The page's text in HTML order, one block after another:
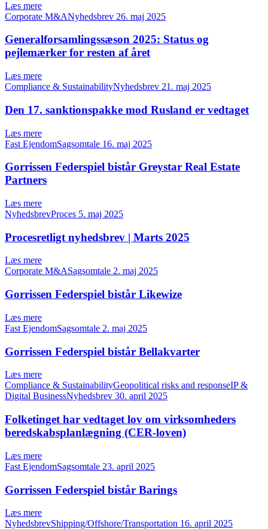
Læs mere
Corporate M&ANyhedsbrev 26. maj 2025
Generalforsamlingssæson 2025: Status og
pejlemærker for resten af året
Læs mere
Compliance & SustainabilityNyhedsbrev 21. maj 2025
Den 17. sanktionspakke mod Rusland er vedtaget
Læs mere
Fast EjendomSagsomtale 16. maj 2025
Gorrissen Federspiel bistår Greystar Real Estate
Partners
Læs mere
NyhedsbrevProces 5. maj 2025
Procesretligt nyhedsbrev | Marts 2025
Læs mere
Corporate M&ASagsomtale 2. maj 2025
Gorrissen Federspiel bistår Likewize
Læs mere
Fast EjendomSagsomtale 2. maj 2025
Gorrissen Federspiel bistår Bellakvarter
Læs mere
Compliance & SustainabilityGeopolitical risks and responseIP &
Digital BusinessNyhedsbrev 30. april 2025
Folketinget har vedtaget lov om virksomheders
beredskabsplanlægning (CER-loven)
Læs mere
Fast EjendomSagsomtale 23. april 2025
Gorrissen Federspiel bistår Barings
Læs mere
NyhedsbrevShipping/Offshore/Transportation 16. april 2025